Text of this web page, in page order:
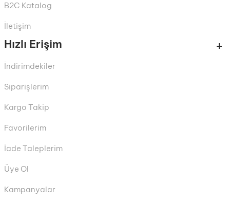
B2C Katalog
İletişim
Hızlı Erişim
İndirimdekiler
Siparişlerim
Kargo Takip
Favorilerim
İade Taleplerim
Üye Ol
Kampanyalar